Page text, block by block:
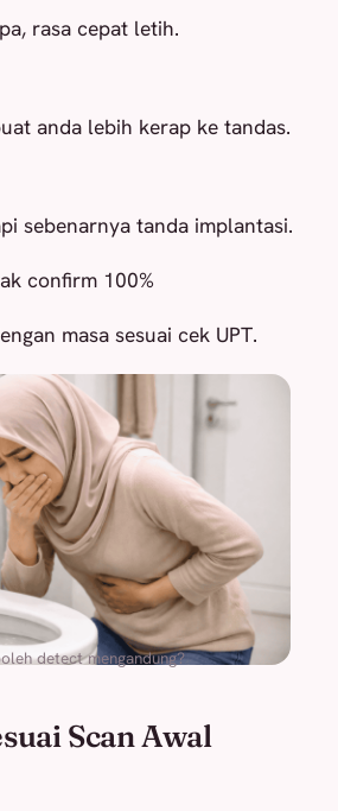
rasa cepat letih.
anda lebih kerap ke tandas.
sebenarnya tanda implantasi.
confirm 100%
masa sesuai cek UPT.
detect mengandung?
Scan Awal